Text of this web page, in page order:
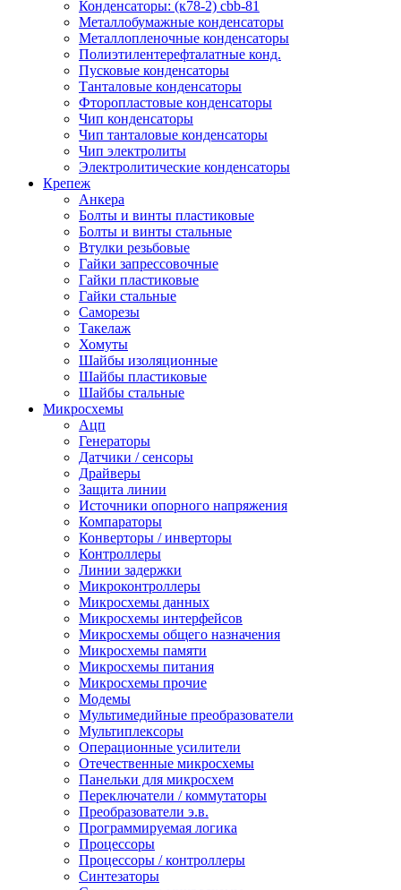
Конденсаторы: (к78-2) cbb-81
Металлобумажные конденсаторы
Металлопленочные конденсаторы
Полиэтилентерефталатные конд.
Пусковые конденсаторы
Танталовые конденсаторы
Фторопластовые конденсаторы
Чип конденсаторы
Чип танталовые конденсаторы
Чип электролиты
Электролитические конденсаторы
Крепеж
Анкера
Болты и винты пластиковые
Болты и винты стальные
Втулки резьбовые
Гайки запрессовочные
Гайки пластиковые
Гайки стальные
Саморезы
Такелаж
Хомуты
Шайбы изоляционные
Шайбы пластиковые
Шайбы стальные
Микросхемы
Ацп
Генераторы
Датчики / сенсоры
Драйверы
Защита линии
Источники опорного напряжения
Компараторы
Конверторы / инверторы
Контроллеры
Линии задержки
Микроконтроллеры
Микросхемы данных
Микросхемы интерфейсов
Микросхемы общего назначения
Микросхемы памяти
Микросхемы питания
Микросхемы прочие
Модемы
Мультимедийные преобразователи
Мультиплексоры
Операционные усилители
Отечественные микросхемы
Панельки для микросхем
Переключатели / коммутаторы
Преобразователи э.в.
Программируемая логика
Процессоры
Процессоры / контроллеры
Синтезаторы